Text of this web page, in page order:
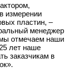
измерении
пластин, –
менеджер
отмечаем наши
лет наше
заказчикам в